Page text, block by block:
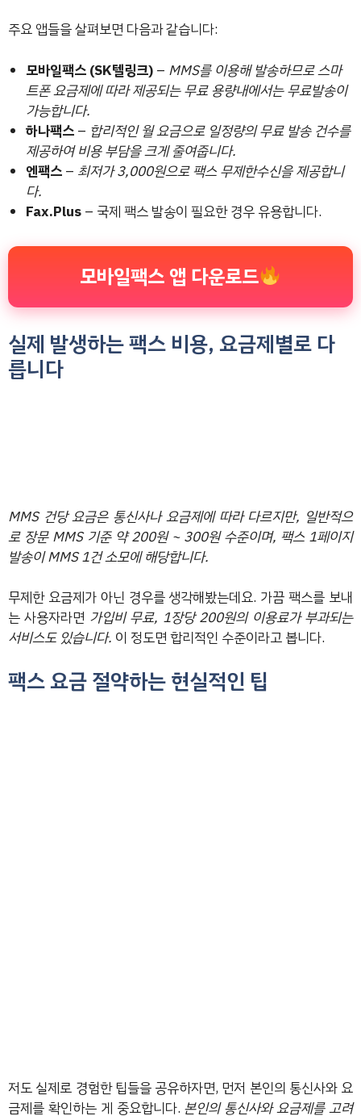
주요 앱들을 살펴보면 다음과 같습니다:
모바일팩스 (SK텔링크) – MMS를 이용해 발송하므로 스마
트폰 요금제에 따라 제공되는 무료 용량내에서는 무료발송이
가능합니다.
하나팩스 – 합리적인 월 요금으로 일정량의 무료 발송 건수를
제공하여 비용 부담을 크게 줄여줍니다.
엔팩스 – 최저가 3,000원으로 팩스 무제한수신을 제공합니
다.
Fax.Plus – 국제 팩스 발송이 필요한 경우 유용합니다.
모바일팩스 앱 다운로드
실제 발생하는 팩스 비용, 요금제별로 다
릅니다
MMS 건당 요금은 통신사나 요금제에 따라 다르지만, 일반적으
로 장문 MMS 기준 약 200원 ~ 300원 수준이며, 팩스 1페이지
발송이 MMS 1건 소모에 해당합니다.
무제한 요금제가 아닌 경우를 생각해봤는데요. 가끔 팩스를 보내
는 사용자라면 가입비 무료, 1장당 200원의 이용료가 부과되는
서비스도 있습니다. 이 정도면 합리적인 수준이라고 봅니다.
팩스 요금 절약하는 현실적인 팁
저도 실제로 경험한 팁들을 공유하자면, 먼저 본인의 통신사와 요
금제를 확인하는 게 중요합니다. 본인의 통신사와 요금제를 고려